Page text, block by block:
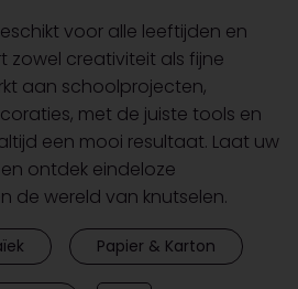
voor alle leeftijden en
zowel creativiteit als fijne
aan schoolprojecten,
met de juiste tools en
een mooi resultaat. Laat uw
ontdek eindeloze
de wereld van knutselen.
Papier & Karton